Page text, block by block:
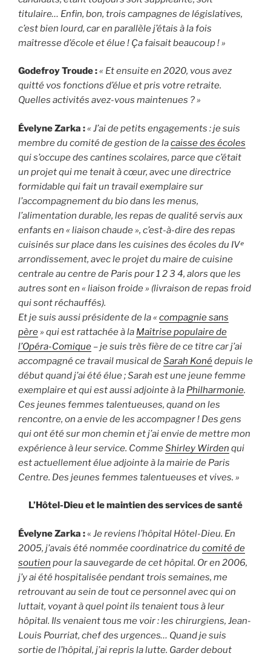
titulaire… Enfin, bon, trois campagnes de législatives,
c’est bien lourd, car en parallèle j’étais à la fois
maîtresse d’école et élue ! Ça faisait beaucoup ! »
Godefroy Troude :« Et ensuite en 2020, vous avez
quitté vos fonctions d’élue et pris votre retraite.
Quelles activités avez-vous maintenues ? »
Évelyne Zarka :« J’ai de petits engagements : je suis
membre du comité de gestion de lacaisse des écoles
qui s’occupe des cantines scolaires, parce que c’était
un projet qui me tenait à cœur, avec une directrice
formidable qui fait un travail exemplaire sur
l’accompagnement du bio dans les menus,
l’alimentation durable, les repas de qualité servis aux
enfants en « liaison chaude », c’est-à-dire des repas
cuisinés sur place dans les cuisines des écoles du IVᵉ
arrondissement, avec le projet du maire de cuisine
centrale au centre de Paris pour 1 2 3 4, alors que les
autres sont en « liaison froide » (livraison de repas froid
qui sont réchauffés).
Et je suis aussi présidente de la «compagnie sans
père» qui est rattachée à la Maîtrise populaire de
l’Opéra-Comique – je suis très fière de ce titre car j’ai
accompagné ce travail musical deSarah Konédepuis le
début quand j’ai été élue ; Sarah est une jeune femme
exemplaire et qui est aussi adjointe à la Philharmonie.
Ces jeunes femmes talentueuses, quand on les
rencontre, on a envie de les accompagner ! Des gens
qui ont été sur mon chemin et j’ai envie de mettre mon
expérience à leur service. CommeShirley Wirden qui
est actuellement élue adjointe à la mairie de Paris
Centre. Des jeunes femmes talentueuses et vives. »
L’Hôtel-Dieu et le maintien des services de santé
Évelyne Zarka :« Je reviens l’hôpital Hôtel-Dieu. En
2005, j’avais été nommée coordinatrice du comité de
soutien pour la sauvegarde de cet hôpital. Or en 2006,
j’y ai été hospitalisée pendant trois semaines, me
retrouvant au sein de tout ce personnel avec qui on
luttait, voyant à quel point ils tenaient tous à leur
hôpital. Ils venaient tous me voir : les chirurgiens, Jean-
Louis Pourriat, chef des urgences… Quand je suis
sortie de l’hôpital, j’ai repris la lutte. Garder debout